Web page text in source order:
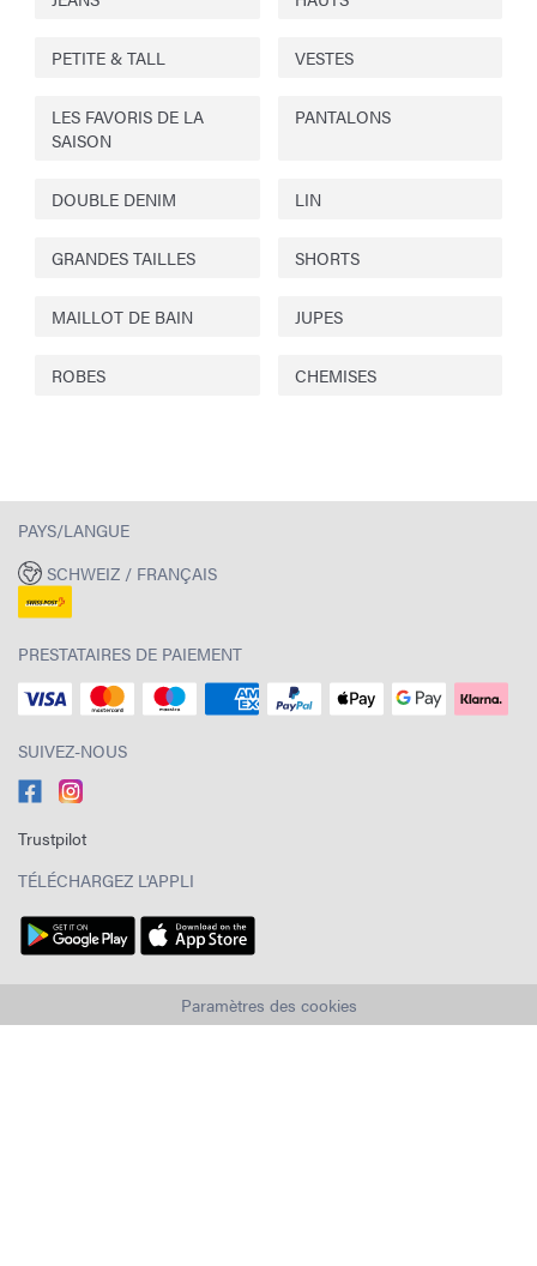
PETITE & TALL VESTES
LES FAVORIS DE LA
SAISON
PANTALONS
DOUBLE DENIM LIN
GRANDES TAILLES SHORTS
MAILLOT DE BAIN JUPES
ROBES CHEMISES
PAYS/LANGUE
SCHWEIZ / FRANÇAIS
PRESTATAIRES DE PAIEMENT
SUIVEZ-NOUS
Trustpilot
TÉLÉCHARGEZ L'APPLI
Paramètres des cookies